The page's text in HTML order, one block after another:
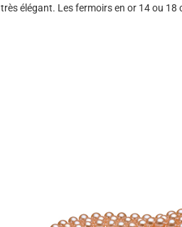
très élégant. Les fermoirs en or 14 ou